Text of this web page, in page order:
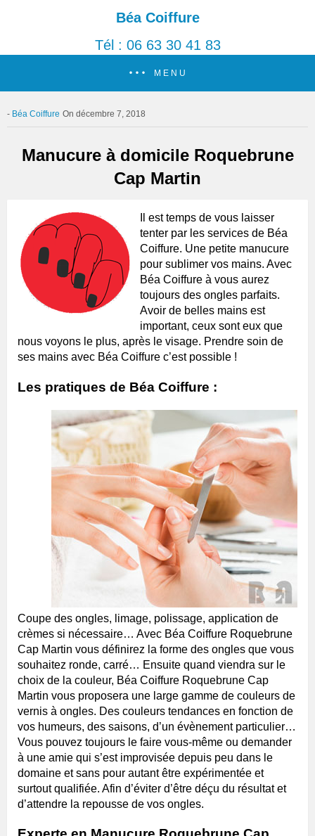
Béa Coiffure
Tél : 06 63 30 41 83
MENU
Béa Coiffure On décembre 7, 2018
Manucure à domicile Roquebrune
Cap Martin
Il est temps de vous laisser
tenter par les services de Béa
Coiffure. Une petite manucure
pour sublimer vos mains. Avec
Béa Coiffure à vous aurez
toujours des ongles parfaits.
Avoir de belles mains est
important, ceux sont eux que
nous voyons le plus, après le visage. Prendre soin de
ses mains avec Béa Coiffure c’est possible !
Les pratiques de Béa Coiffure :
Coupe des ongles, limage, polissage, application de
crèmes si nécessaire… Avec Béa Coiffure Roquebrune
Cap Martin vous définirez la forme des ongles que vous
souhaitez ronde, carré… Ensuite quand viendra sur le
choix de la couleur, Béa Coiffure Roquebrune Cap
Martin vous proposera une large gamme de couleurs de
vernis à ongles. Des couleurs tendances en fonction de
vos humeurs, des saisons, d’un évènement particulier…
Vous pouvez toujours le faire vous-même ou demander
à une amie qui s’est improvisée depuis peu dans le
domaine et sans pour autant être expérimentée et
surtout qualifiée. Afin d’éviter d’être déçu du résultat et
d’attendre la repousse de vos ongles.